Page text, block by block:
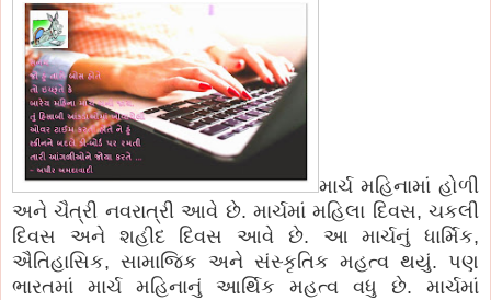
માર્ચ મહિનામાં હોળી
અને ચૈત્રી નવરાત્રી આવે છે. માર્ચમાં મહિલા દિવસ, ચકલી
દિવસ અને શહીદ દિવસ આવે છે. આ માર્ચનું ધાર્મિક,
ઐતિહાસિક, સામાજિક અને સંસ્કૃતિક મહત્વ થયું. પણ
ભારતમાં માર્ચ મહિનાનું આર્થિક મહત્વ વધુ છે. માર્ચમાં